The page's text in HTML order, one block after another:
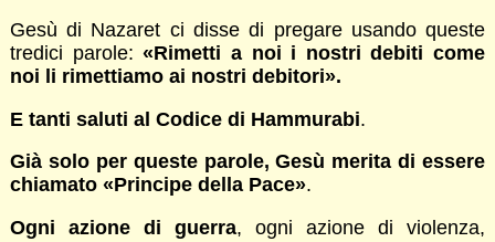
Gesù di Nazaret ci disse di pregare usando queste
tredici parole:«Rimetti a noi i nostri debiti come
noi li rimettiamo ai nostri debitori».
E tanti saluti al Codice di Hammurabi.
Già solo per queste parole, Gesù merita di essere
chiamato «Principe della Pace».
Ogni azione di guerra, ogni azione di violenza,